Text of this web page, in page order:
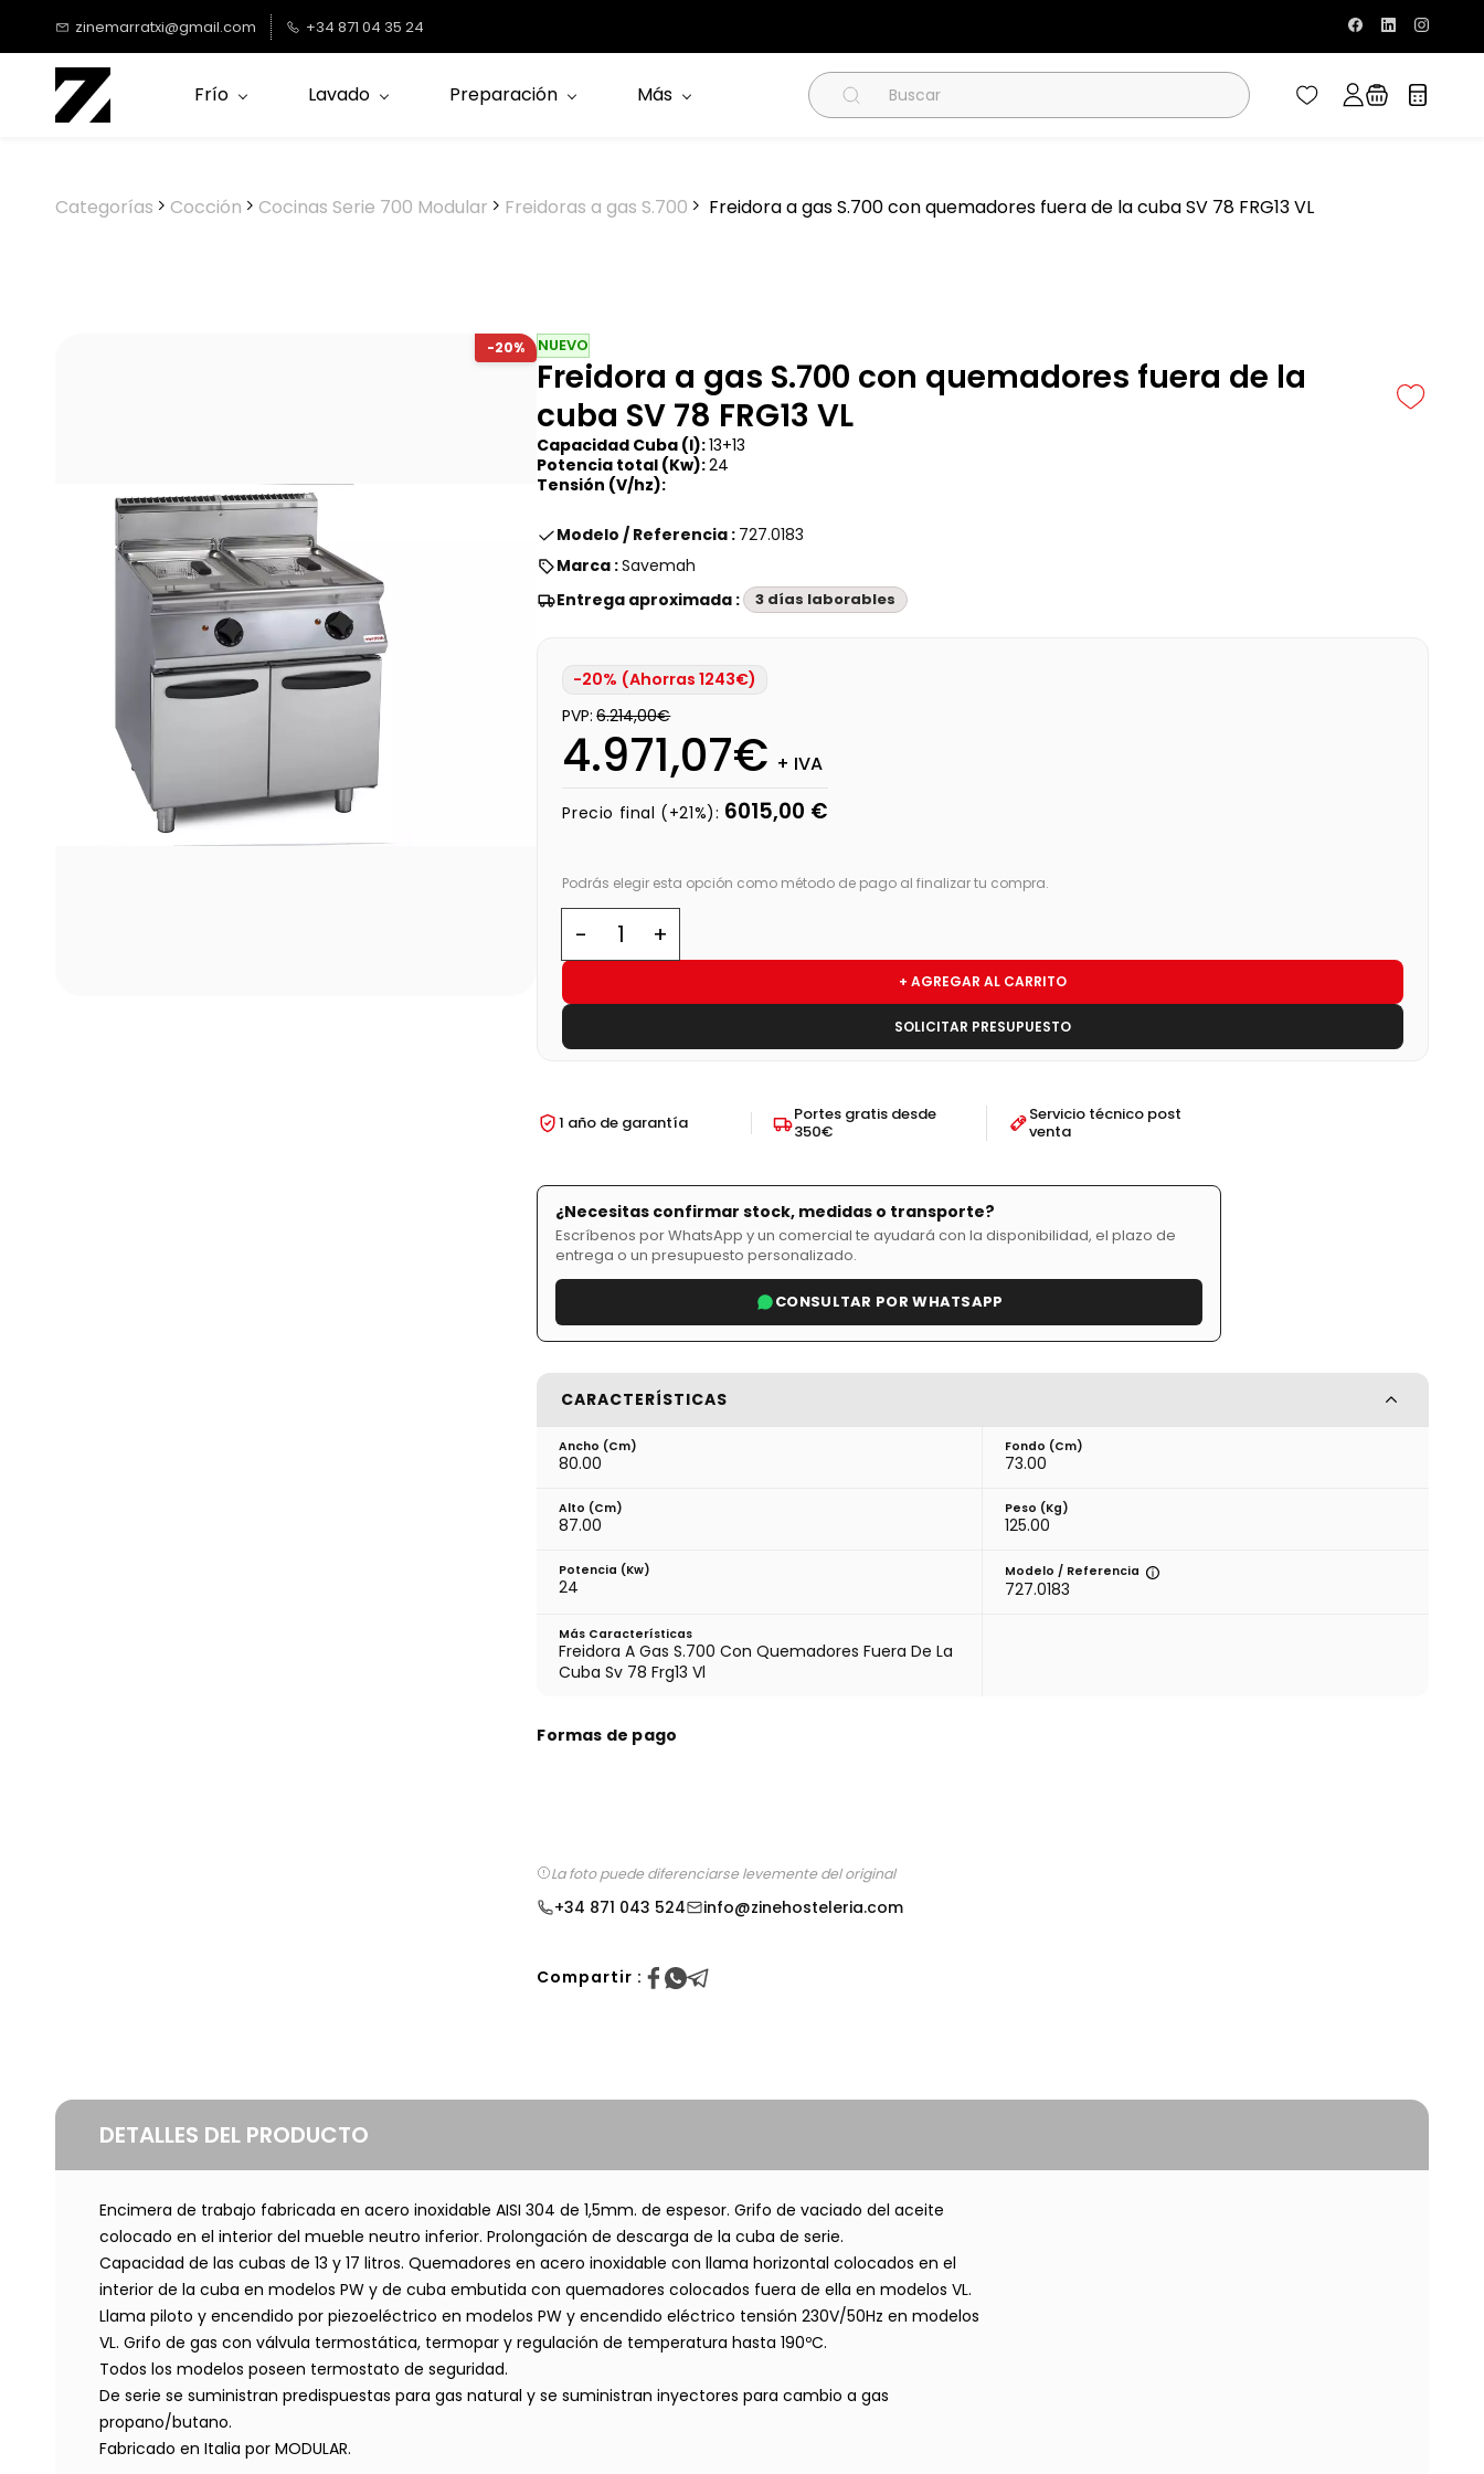
contenido
principal
zinemarratxi@gmail.com +34 871 04 35 24
Frío Lavado Preparación Más
Categorías Cocción Cocinas Serie 700 Modular Freidoras a gas S.700 Freidora a gas S.700 con quemadores fuera de la cuba SV 78 FRG13 VL
-20% NUEVO
Freidora a gas S.700 con quemadores fuera de la
cuba SV 78 FRG13 VL
Capacidad Cuba (l):13+13
Potencia total (Kw):24
Tensión (V/hz):
Modelo / Referencia : 727.0183
Marca :Savemah
Entrega aproximada : 3 días laborables
-20% (Ahorras 1243€)
PVP: 6.214,00€
4.971,07€ + IVA
Precio final (+21%): 6015,00 €
Podrás elegir esta opción como método de pago al finalizar tu compra.
+ AGREGAR AL CARRITO
SOLICITAR PRESUPUESTO
1 año de garantía
Portes gratis desde
350€
Servicio técnico post
venta
¿Necesitas confirmar stock, medidas o transporte?
Escríbenos por WhatsApp y un comercial te ayudará con la disponibilidad, el plazo de
entrega o un presupuesto personalizado.
CONSULTAR POR WHATSAPP
CARACTERÍSTICAS
Ancho (cm)
80.00
Fondo (cm)
73.00
Alto (cm)
87.00
Peso (kg)
125.00
Potencia (Kw)
24
Modelo / Referencia
727.0183
Más Características
Freidora A Gas S.700 Con Quemadores Fuera De La
Cuba Sv 78 Frg13 Vl
Formas de pago
La foto puede diferenciarse levemente del original
+34 871 043 524 info@zinehosteleria.com
Compartir :
DETALLES DEL PRODUCTO
Encimera de trabajo fabricada en acero inoxidable AISI 304 de 1,5mm. de espesor. Grifo de vaciado del aceite
colocado en el interior del mueble neutro inferior. Prolongación de descarga de la cuba de serie.
Capacidad de las cubas de 13 y 17 litros. Quemadores en acero inoxidable con llama horizontal colocados en el
interior de la cuba en modelos PW y de cuba embutida con quemadores colocados fuera de ella en modelos VL.
Llama piloto y encendido por piezoeléctrico en modelos PW y encendido eléctrico tensión 230V/50Hz en modelos
VL. Grifo de gas con válvula termostática, termopar y regulación de temperatura hasta 190ºC.
Todos los modelos poseen termostato de seguridad.
De serie se suministran predispuestas para gas natural y se suministran inyectores para cambio a gas
propano/butano.
Fabricado en Italia por MODULAR.